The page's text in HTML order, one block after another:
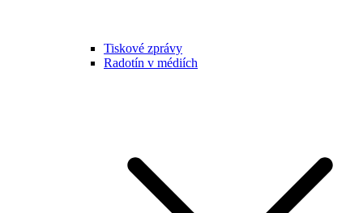
Tiskové zprávy
Radotín v médiích